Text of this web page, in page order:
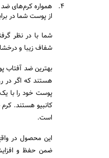
از پوست شما در
شما با در نظر
شفاف زیبا و
بهترین ضد
هستند که اگر در
پوست خود را با
کانبیو هستند.
است.
این محصول در
ضمن حفظ و